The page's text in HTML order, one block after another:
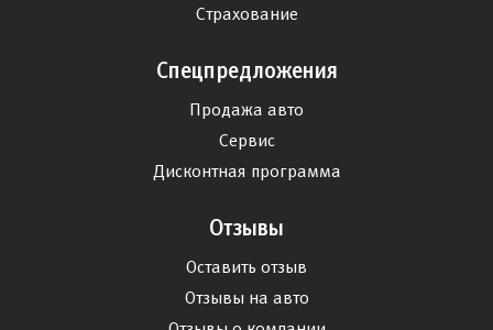
Страхование
Спецпредложения
Продажа авто
Сервис
Дисконтная программа
Отзывы
Оставить отзыв
Отзывы на авто